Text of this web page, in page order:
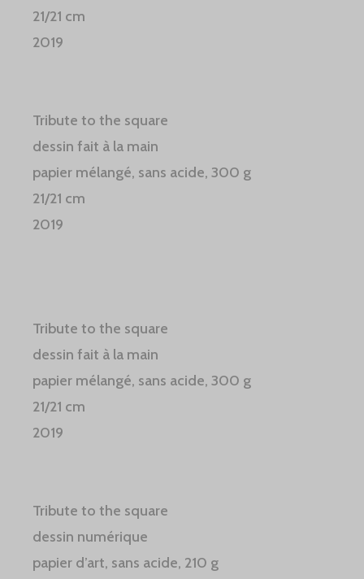
21/21 cm
2019
Tribute to the square
dessin fait à la main
papier mélangé, sans acide, 300 g
21/21 cm
2019
Tribute to the square
dessin fait à la main
papier mélangé, sans acide, 300 g
21/21 cm
2019
Tribute to the square
dessin numérique
papier d’art, sans acide, 210 g